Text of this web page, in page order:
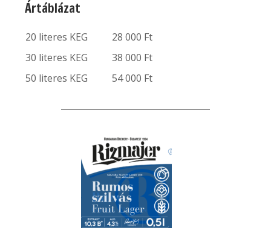
Ártáblázat
20 literes KEG
28 000 Ft
30 literes KEG
38 000 Ft
50 literes KEG
54 000 Ft